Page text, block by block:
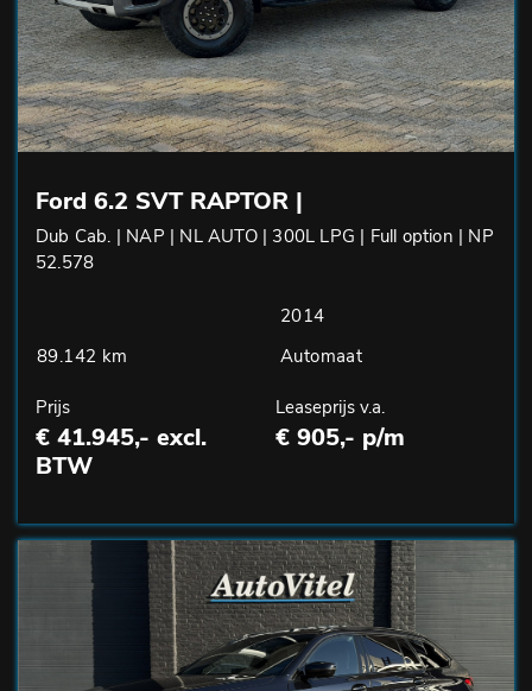
Ford 6.2 SVT RAPTOR |
Dub Cab. | NAP | NL AUTO | 300L LPG | Full option | NP
52.578
2014
89.142 km
Automaat
Prijs
€ 41.945,- excl.
BTW
Leaseprijs v.a.
€ 905,- p/m